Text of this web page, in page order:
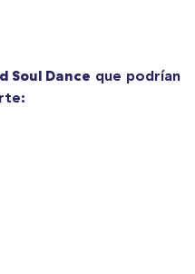
Soul Dance que podrían